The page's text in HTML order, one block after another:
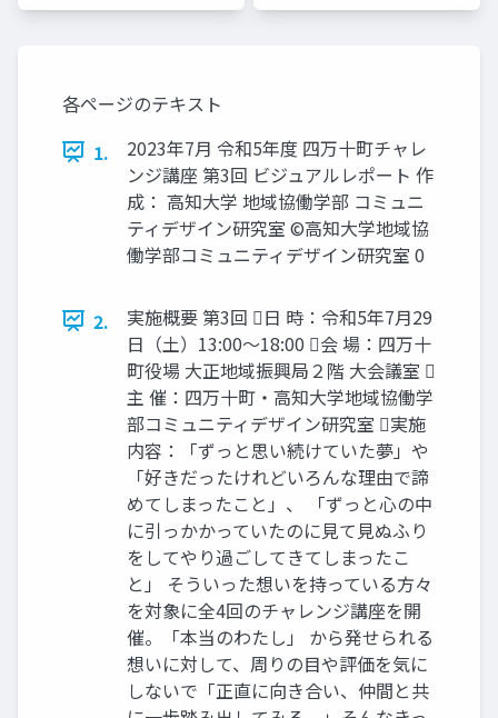
各ページのテキスト
1.
2023年7月 令和5年度 四万十町チャレ
ンジ講座 第3回 ビジュアルレポート 作
成： 高知大学 地域協働学部 コミュニ
ティデザイン研究室 ©高知大学地域協
働学部コミュニティデザイン研究室 0
2.
実施概要 第3回 日 時：令和5年7月29
日（土）13:00〜18:00 会 場：四万十
町役場 大正地域振興局２階 大会議室 
主 催：四万十町・高知大学地域協働学
部コミュニティデザイン研究室 実施
内容：「ずっと思い続けていた夢」や
「好きだったけれどいろんな理由で諦
めてしまったこと」、 「ずっと心の中
に引っかかっていたのに見て見ぬふり
をしてやり過ごしてきてしまったこ
と」 そういった想いを持っている方々
を対象に全4回のチャレンジ講座を開
催。「本当のわたし」 から発せられる
想いに対して、周りの目や評価を気に
しないで「正直に向き合い、仲間と共